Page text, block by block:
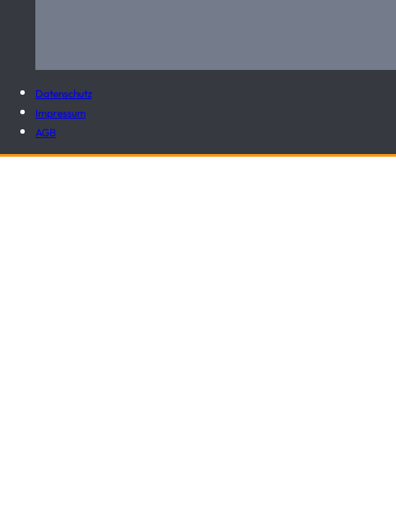
Datenschutz
Impressum
AGB